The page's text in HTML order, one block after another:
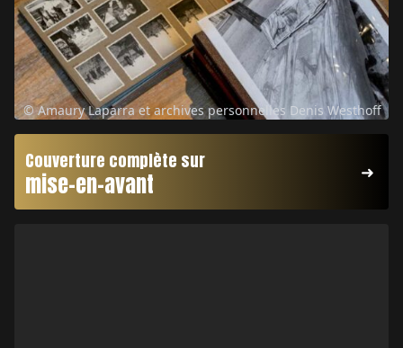
© Amaury Laparra et archives personnelles Denis Westhoff
Couverture complète sur
mise-en-avant